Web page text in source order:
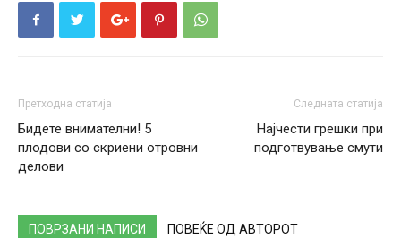
Претходна статија
Бидете внимателни! 5
плодови со скриени отровни
делови
Следната статија
Најчести грешки при
подготвување смути
ПОВРЗАНИ НАПИСИ ПОВЕЌЕ ОД АВТОРОТ